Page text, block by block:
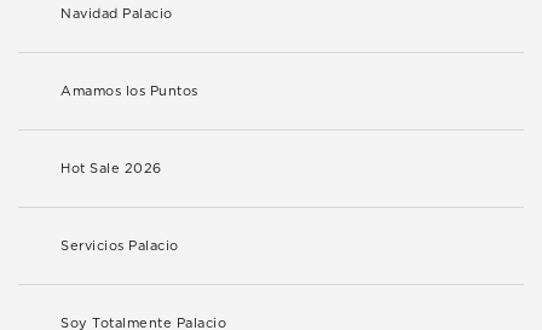
Navidad Palacio
Amamos los Puntos
Hot Sale 2026
Servicios Palacio
Soy Totalmente Palacio